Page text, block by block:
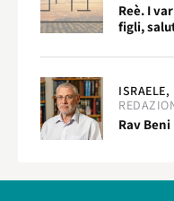
Reè. I
figli,
ISRAELE,
Rav